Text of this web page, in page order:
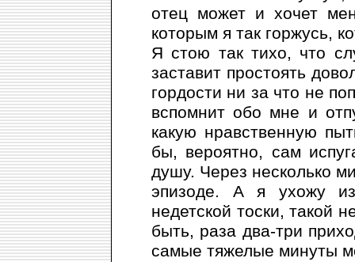
отец может и хочет
которым я так горжусь,
Я стою так тихо, что
заставит простоять
гордости ни за что не
вспомнит обо мне и
какую нравственную
бы, вероятно, сам
душу. Через несколько
эпизоде. А я ухожу
недетской тоски, такой
быть, раза два-три
самые тяжелые минуты